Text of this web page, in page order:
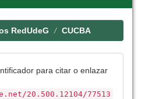
RedUdeG CUCBA
para citar o enlazar
20.500.12104/77513